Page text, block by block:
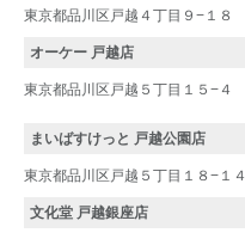
東京都品川区戸越４丁目９−１８
オーケー 戸越店
東京都品川区戸越５丁目１５−４
まいばすけっと 戸越公園店
東京都品川区戸越５丁目１８−１４
文化堂 戸越銀座店